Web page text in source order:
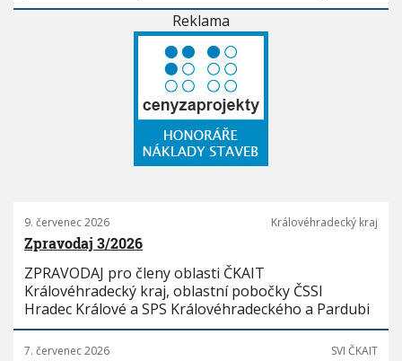
Reklama
9. červenec 2026 Královéhradecký kraj
Zpravodaj 3/2026
ZPRAVODAJ pro členy oblasti ČKAIT
Královéhradecký kraj, oblastní pobočky ČSSI
Hradec Králové a SPS Královéhradeckého a Pardubi
7. červenec 2026 SVI ČKAIT